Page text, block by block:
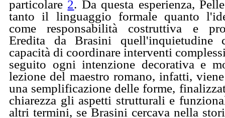
particolare 2. Da questa esperienza,
tanto il linguaggio formale quanto
come responsabilità costruttiva e
Eredita da Brasini quell'inquietudine
capacità di coordinare interventi
seguito ogni intenzione decorativa e
lezione del maestro romano, infatti,
una semplificazione delle forme,
chiarezza gli aspetti strutturali e
altri termini, se Brasini cercava nella